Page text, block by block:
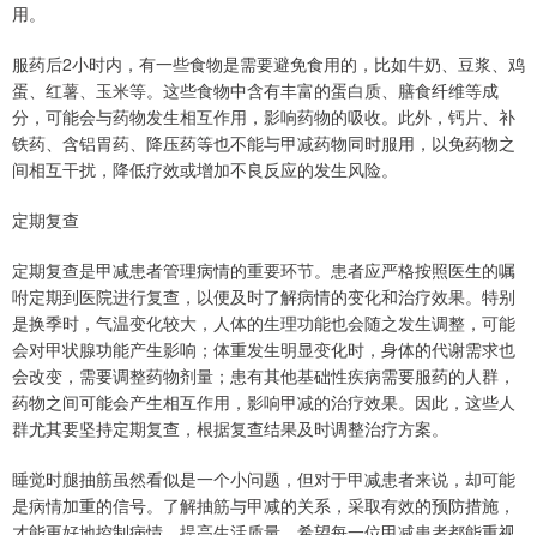
用。
服药后2小时内，有一些食物是需要避免食用的，比如牛奶、豆浆、鸡
蛋、红薯、玉米等。这些食物中含有丰富的蛋白质、膳食纤维等成
分，可能会与药物发生相互作用，影响药物的吸收。此外，钙片、补
铁药、含铝胃药、降压药等也不能与甲减药物同时服用，以免药物之
间相互干扰，降低疗效或增加不良反应的发生风险。
定期复查
定期复查是甲减患者管理病情的重要环节。患者应严格按照医生的嘱
咐定期到医院进行复查，以便及时了解病情的变化和治疗效果。特别
是换季时，气温变化较大，人体的生理功能也会随之发生调整，可能
会对甲状腺功能产生影响；体重发生明显变化时，身体的代谢需求也
会改变，需要调整药物剂量；患有其他基础性疾病需要服药的人群，
药物之间可能会产生相互作用，影响甲减的治疗效果。因此，这些人
群尤其要坚持定期复查，根据复查结果及时调整治疗方案。
睡觉时腿抽筋虽然看似是一个小问题，但对于甲减患者来说，却可能
是病情加重的信号。了解抽筋与甲减的关系，采取有效的预防措施，